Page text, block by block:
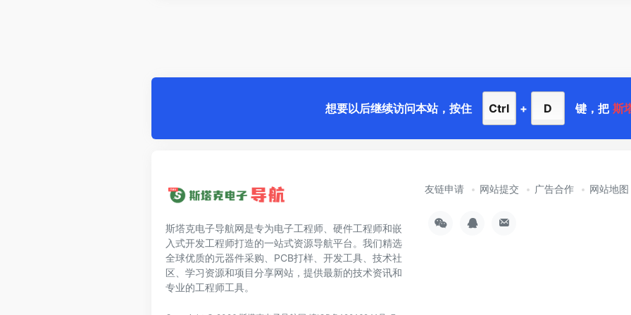
想要以后继续访问本站，按住 Ctrl + D 键，把 斯
斯塔克电子导航网是专为电子工程师、硬件工程师和嵌
入式开发工程师打造的一站式资源导航平台。我们精选
全球优质的元器件采购、PCB打样、开发工具、技术社
区、学习资源和项目分享网站，提供最新的技术资讯和
专业的工程师工具。
友链申请 网站提交 广告合作 网站地图